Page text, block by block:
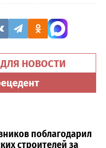
НОВОСТИ
поблагодарил
строителей за